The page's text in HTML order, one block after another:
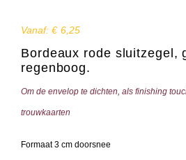
Vanaf: € 6,25
Bordeaux rode sluitzegel,
regenboog.
Om de envelop te dichten, als finishing
trouwkaarten
Formaat 3 cm doorsnee